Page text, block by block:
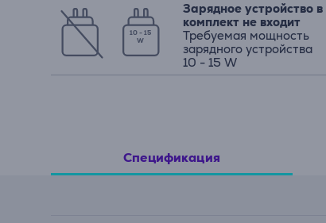
10 - 15
W
Зарядное устройство в
комплект не входит
Требуемая мощность
зарядного устройства
10 - 15 W
Спецификация